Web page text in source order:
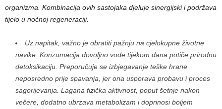
organizma. Kombinacija ovih sastojaka djeluje sinergijski i podržava
tijelo u noćnoj regeneraciji.
Uz napitak, važno je obratiti pažnju na cjelokupne životne
navike. Konzumacija dovoljno vode tijekom dana potiče prirodnu
detoksikaciju. Preporučuje se izbjegavanje teške hrane
neposredno prije spavanja, jer ona usporava probavu i proces
sagorijevanja. Lagana fizička aktivnost, poput šetnje nakon
večere, dodatno ubrzava metabolizam i doprinosi boljem